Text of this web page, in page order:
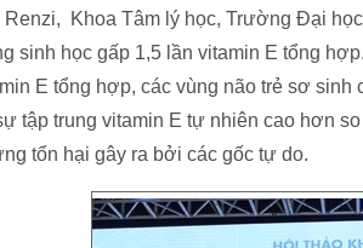
Renzi, Khoa Tâm lý học, Trường Đại
sinh học gấp 1,5 lần vitamin E tổng
E tổng hợp, các vùng não trẻ sơ
tập trung vitamin E tự nhiên cao hơn
tổn hại gây ra bởi các gốc tự do.